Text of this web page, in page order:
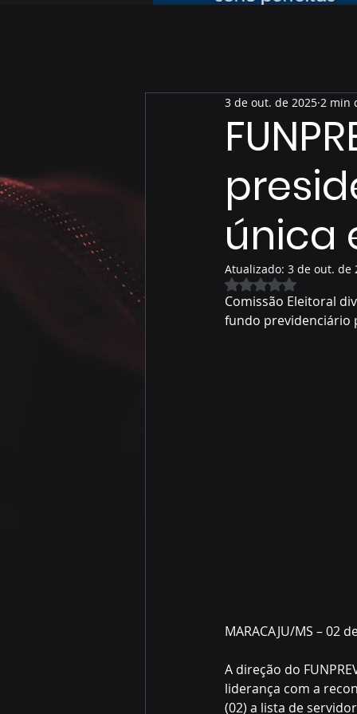
única
3 de out. de 2025 2 min
Atualizado: 3 de out. de
Avaliado com
Comissão Eleitoral
fundo previdenciário
MARACAJU/MS – 02
A direção do
liderança com a
(02) a lista de